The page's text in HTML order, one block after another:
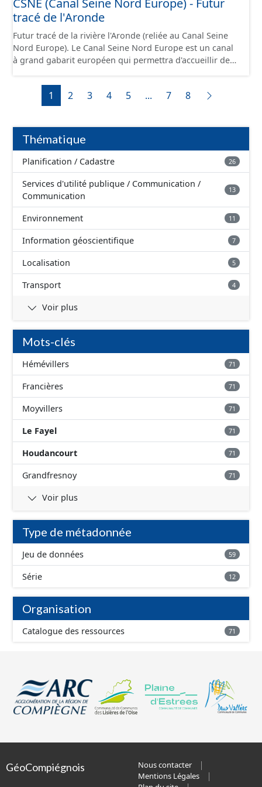
d'utilité publique (DUP).
jusque 11,40 mètres de large, pouvant contenir 4 400
tonnes de marchandises, soit l'équivalent de 220
la partie du sud CSNE.
CSNE (Canal Seine Nord Europe) - Futur
tracé de l'Aronde
Futur tracé de la rivière l'Aronde (reliée au Canal Seine
Nord Europe). Le Canal Seine Nord Europe est un canal
à grand gabarit européen qui permettra d'accueillir des
jusque 11,40 mètres de large, pouvant contenir 4 400
tonnes de marchandises, soit l'équivalent de 220
camions. Il reliera l’Oise au canal Dunkerque-Escaut, de
1 2 3 4 5 ... 7 8
Thématique
Planification / Cadastre 26
Services d'utilité publique / Communication /
Communication
13
Environnement 11
Information géoscientifique 7
Localisation 5
Transport 4
Voir plus
Mots-clés
Hémévillers 71
Francières 71
Moyvillers 71
Le Fayel 71
Houdancourt 71
Grandfresnoy 71
Voir plus
Type de métadonnée
Jeu de données 59
Série 12
Organisation
Catalogue des ressources 71
GéoCompiégnois
Nous contacter
Mentions Légales